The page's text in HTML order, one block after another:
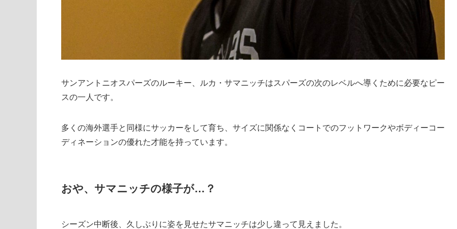
サンアントニオスパーズのルーキー、ルカ・サマニッチはスパーズの次のレベルへ導くために必要なピー
スの一人です。
多くの海外選手と同様にサッカーをして育ち、サイズに関係なくコートでのフットワークやボディーコー
ディネーションの優れた才能を持っています。
おや、サマニッチの様子が…？
シーズン中断後、久しぶりに姿を見せたサマニッチは少し違って見えました。